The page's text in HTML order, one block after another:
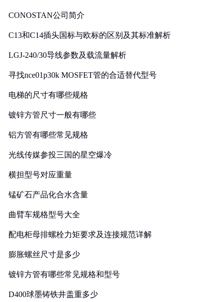
CONOSTAN公司简介
C13和C14插头国标与欧标的区别及其标准解析
LGJ-240/30导线参数及载流量解析
寻找nce01p30k MOSFET管的合适替代型号
电梯的尺寸有哪些规格
镀锌方管尺寸一般有哪些
铝方管有哪些常见规格
光线传媒参投三国的星空爆冷
横担型号对应重量
锰矿石产品化合水含量
曲臂车规格型号大全
配电柜母排螺栓力矩要求及连接规范详解
膨胀螺丝尺寸是多少
镀锌方管有哪些常见规格和型号
D400球墨铸铁井盖重多少